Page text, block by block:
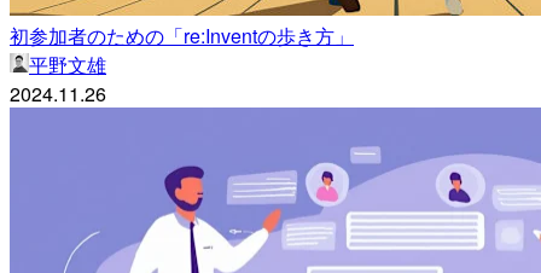
初参加者のための「re:Inventの歩き方」
平野文雄
2024.11.26